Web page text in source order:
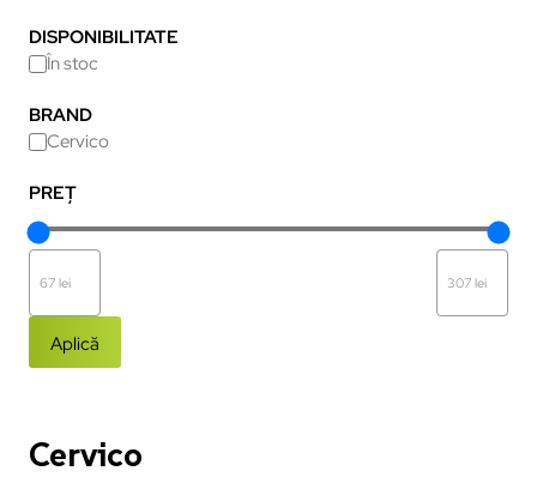
DISPONIBILITATE
În stoc
BRAND
Cervico
PREȚ
Aplică
Cervico